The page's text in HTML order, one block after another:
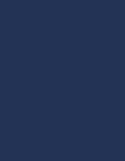
(FIV) têm menores
são submetidas à
com os seus
a) Apenas I e III.
III. d) Apenas II, III e IV.
post? Então, continue